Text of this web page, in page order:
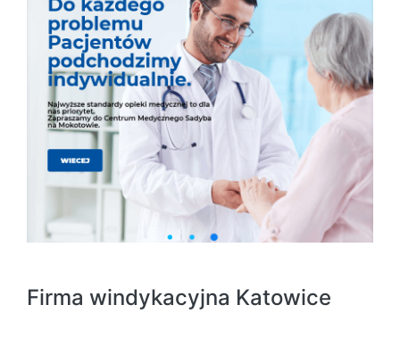
Firma windykacyjna Katowice